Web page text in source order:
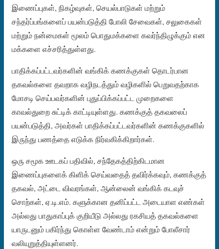
இணைப்புகள், நிகழ்வுகள், செயல்பாடுகள் மற்றும்
சந்தர்ப்பங்களைப் பயன்படுத்தி போலி சேவைகள், சலுகைகள்
மற்றும் நன்மைகள் மூலம் பொதுமக்களை கவர்ந்திழுக்கும் என
மக்களை எச்சரித்துள்ளது.
பாதிக்கப்பட்டவர்களின் வங்கிக் கணக்குகள் தொடர்பான
தகவல்களை தவறாக வழிநடத்தும் வழிகளில் பெறுவதற்காக
மோசடி செய்பவர்களின் புதுப்பிக்கப்பட்ட முறைகளை
காவல்துறை சுட்டிக் காட்டியுள்ளது. கணக்குத் தகவலைப்
பயன்படுத்தி, அவர்கள் பாதிக்கப்பட்டவர்களின் கணக்குகளில்
இருந்து பணத்தை எடுக்க நிர்வகிக்கிறார்கள்.
ஒரு சமூக ஊடகப் பதிவில், சந்தேகத்திற்கிடமான
இணைப்புகளைக் கிளிக் செய்வதைத் தவிர்க்கவும், கணக்குத்
தகவல், அட்டை விவரங்கள், ஆன்லைன் வங்கிக் கடவுச்
சொற்கள், ஏ.டி.எம். களுக்கான தனிப்பட்ட அடையாள எண்கள்
அல்லது பாதுகாப்புக் குறியீடு அல்லது ரகசியத் தகவல்களை
யாருடனும் பகிர்ந்து கொள்ள வேண்டாம் என்றும் போலீசார்
வலியுறுத்தியுள்ளனர்.